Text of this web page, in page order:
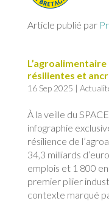
Article publié par
résilientes et
16 Sep 2025 |
À la veille du
infographie
résilience de
34,3 milliards
emplois et 1 800
premier pilier
contexte marqué